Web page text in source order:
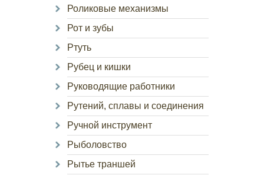
Роликовые механизмы
Рот и зубы
Ртуть
Рубец и кишки
Руководящие работники
Рутений, сплавы и соединения
Ручной инструмент
Рыболовство
Рытье траншей